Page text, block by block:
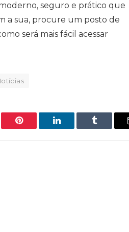
seguro e prático que
a sua, procure um posto de
será mais fácil acessar
Pinterest LinkedIn Tumblr